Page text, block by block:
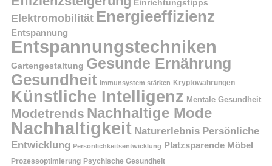
Einrichtungstipps
Elektromobilität Energieeffizienz
Entspannung
Entspannungstechniken
Gartengestaltung Gesunde Ernährung
Gesundheit Immunsystem stärken Kryptowährungen
Künstliche Intelligenz Mentale Gesundheit
Modetrends Nachhaltige Mode
Nachhaltigkeit Naturerlebnis Persönliche
Entwicklung Persönlichkeitsentwicklung Platzsparende Möbel
Prozessoptimierung Psychische Gesundheit